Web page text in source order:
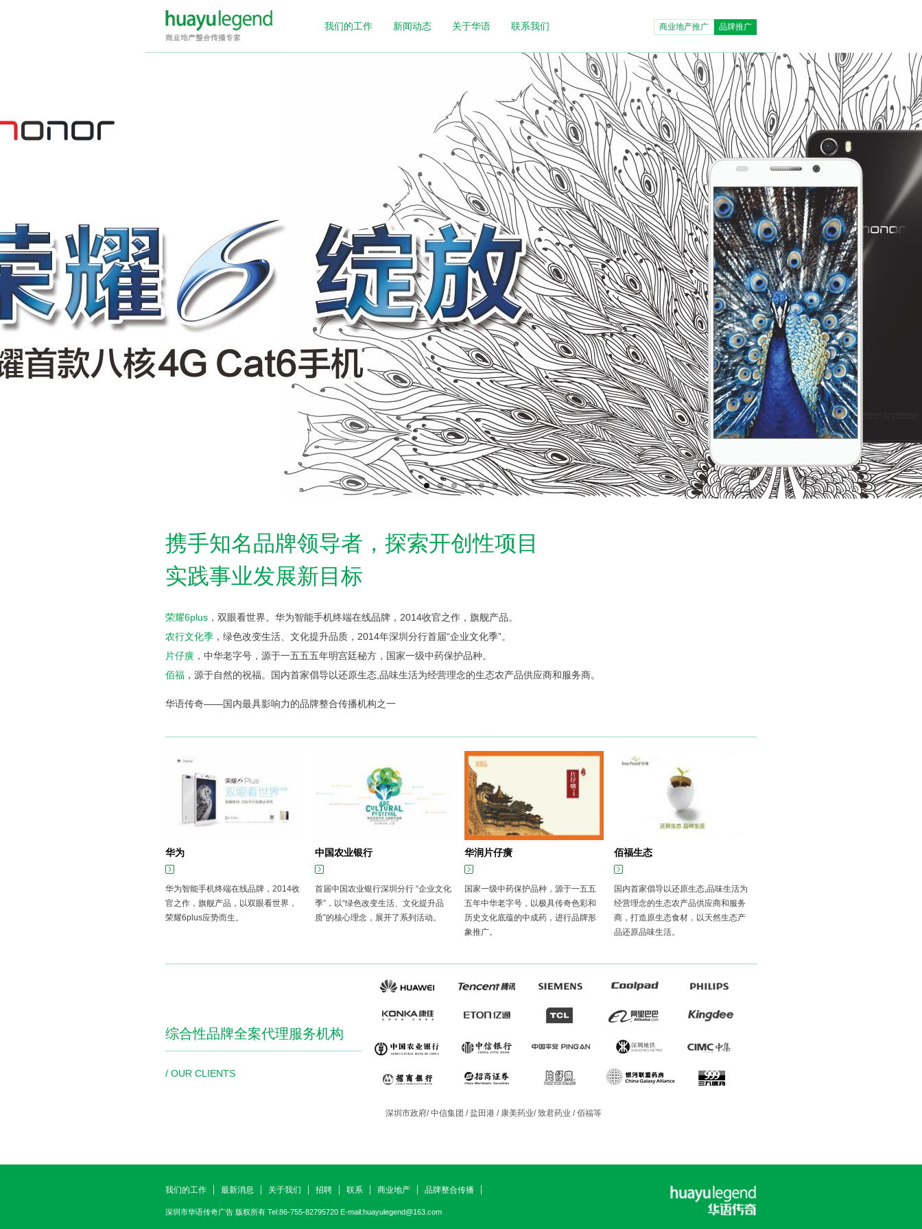
我们的工作 新闻动态 关于华语 联系我们 商业地产推广 品牌推广
携手知名品牌领导者，探索开创性项目
实践事业发展新目标
荣耀6plus ，双眼看世界。华为智能手机终端在线品牌，2014收官之作，旗舰产品。
农行文化季 ，绿色改变生活、文化提升品质，2014年深圳分行首届“企业文化季”。
片仔癀 ，中华老字号，源于一五五五年明宫廷秘方，国家一级中药保护品种。
佰福 ，源于自然的祝福。国内首家倡导以还原生态,品味生活为经营理念的生态农产品供应商和服务商。
华语传奇——国内最具影响力的品牌整合传播机构之一
华为
华为智能手机终端在线品牌，2014收
官之作，旗舰产品，以双眼看世界，
荣耀6plus应势而生。
中国农业银行
首届中国农业银行深圳分行 “企业文化
季”，以“绿色改变生活、文化提升品
质”的核心理念，展开了系列活动。
华润片仔癀
国家一级中药保护品种，源于一五五
五年中华老字号，以极具传奇色彩和
历史文化底蕴的中成药，进行品牌形
象推广。
佰福生态
国内首家倡导以还原生态,品味生活为
经营理念的生态农产品供应商和服务
商，打造原生态食材，以天然生态产
品还原品味生活。
综合性品牌全案代理服务机构
/ OUR CLIENTS
深圳市政府/ 中信集团 / 盐田港 / 康美药业/ 致君药业 / 佰福等
我们的工作 最新消息 关于我们 招聘 联系 商业地产 品牌整合传播
深圳市华语传奇广告 版权所有 Tel:86-755-82795720 E-mail:huayulegend@163.com